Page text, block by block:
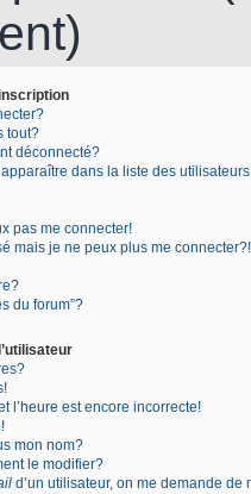
tout?
déconnecté?
dans la liste des utilisateurs
pas me connecter!
mais je ne peux plus me connecter?!
du forum”?
l’heure est encore incorrecte!
mon nom?
le modifier?
d’un utilisateur, on me demande de